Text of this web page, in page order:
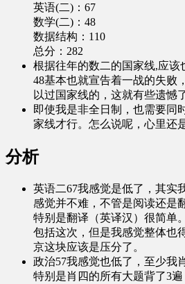
英语(二)：67
数学(二)：48
数据结构：110
总分：282
根据往年的数二的国家线,应该
48基本也就宣告着一战的失败
以过国家线的，这就有些遗憾
即使我是非全日制，也需要同
家线才行。怎么说呢，心里还
分析
英语二67我感觉是低了，其实
感觉并不难，不管是阅读还是
特别是翻译（英译汉）很简单
包括这次，但是我感觉整体也
京这块应该是压分了。
政治57我感觉也低了，至少我
特别是肖四的所有大题背了3